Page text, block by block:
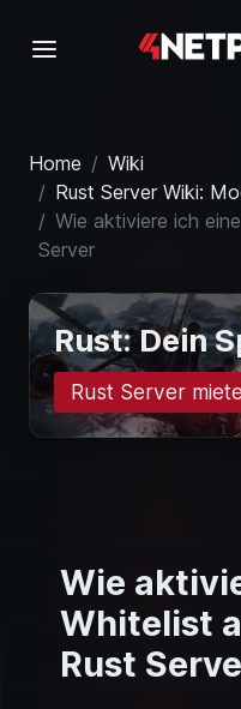
Home
Wiki
Rust Server Wiki:
Wie aktiviere ich
Server
Rust: Dein
Rust Server
Wie
Whitelist
Rust